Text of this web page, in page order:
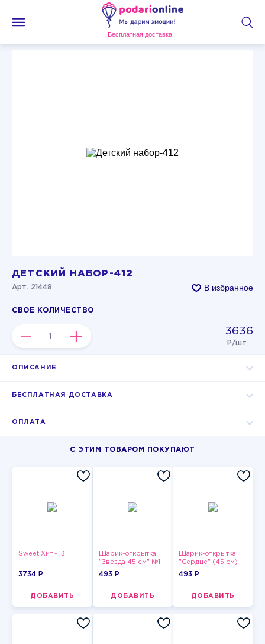
Бесплатная доставка
ДЕТСКИЙ НАБОР-412
Арт. 21448 В избранное
СВОЕ КОЛИЧЕСТВО
– + 3636
Р/шт
ОПИСАНИЕ
БЕСПЛАТНАЯ ДОСТАВКА
ОПЛАТА
С ЭТИМ ТОВАРОМ ПОКУПАЮТ
Sweet Хит - 13
3734 P
ДОБАВИТЬ
Шарик-открытка
"Звезда 45 см" №1
493 P
ДОБАВИТЬ
Шарик-открытка
"Сердце" (45 см) -
2
493 P
ДОБАВИТЬ